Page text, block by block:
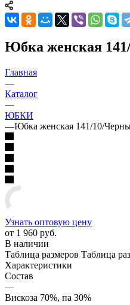
Юбка женская
Главная
—
Каталог
—
ЮБКИ
—Юбка женская 141/10/
Узнать оптовую цену
от 1 960 руб.
В наличии
Таблица размеров Таблица
Характеристики
Состав
—
Вискоза 70%, па 30%